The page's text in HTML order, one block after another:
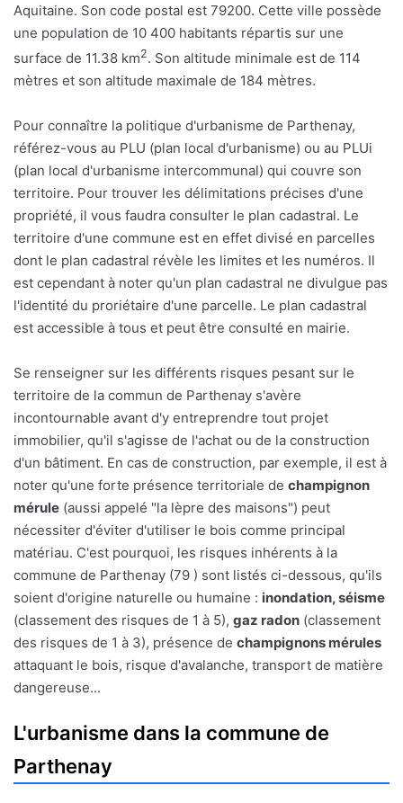
Aquitaine. Son code postal est 79200. Cette ville possède
une population de 10 400 habitants répartis sur une
surface de 11.38 km2. Son altitude minimale est de 114
mètres et son altitude maximale de 184 mètres.
Pour connaître la politique d'urbanisme de Parthenay,
référez-vous au PLU (plan local d'urbanisme) ou au PLUi
(plan local d'urbanisme intercommunal) qui couvre son
territoire. Pour trouver les délimitations précises d'une
propriété, il vous faudra consulter le plan cadastral. Le
territoire d'une commune est en effet divisé en parcelles
dont le plan cadastral révèle les limites et les numéros. Il
est cependant à noter qu'un plan cadastral ne divulgue pas
l'identité du proriétaire d'une parcelle. Le plan cadastral
est accessible à tous et peut être consulté en mairie.
Se renseigner sur les différents risques pesant sur le
territoire de la commun de Parthenay s'avère
incontournable avant d'y entreprendre tout projet
immobilier, qu'il s'agisse de l'achat ou de la construction
d'un bâtiment. En cas de construction, par exemple, il est à
noter qu'une forte présence territoriale de champignon
mérule (aussi appelé "la lèpre des maisons") peut
nécessiter d'éviter d'utiliser le bois comme principal
matériau. C'est pourquoi, les risques inhérents à la
commune de Parthenay (79 ) sont listés ci-dessous, qu'ils
soient d'origine naturelle ou humaine : inondation, séisme
(classement des risques de 1 à 5), gaz radon (classement
des risques de 1 à 3), présence de champignons mérules
attaquant le bois, risque d'avalanche, transport de matière
dangereuse...
L'urbanisme dans la commune de
Parthenay